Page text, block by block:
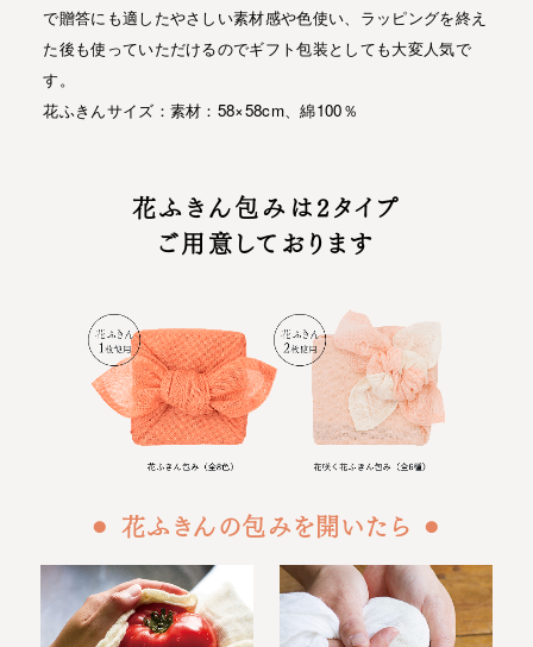
で贈答にも適したやさしい素材感や色使い、ラッピングを終え
た後も使っていただけるのでギフト包装としても大変人気で
す。
花ふきんサイズ：素材：58×58cm、綿100％
花ふきん包みは2タイプ
ご用意しております
⚫︎ 花ふきんの包みを開いたら ⚫︎